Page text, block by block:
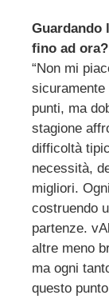
Guardando
fino ad ora?
“Non mi
sicuramente
punti, ma
stagione
difficoltà
necessità,
migliori.
costruendo
partenze.
altre meno
ma ogni
questo